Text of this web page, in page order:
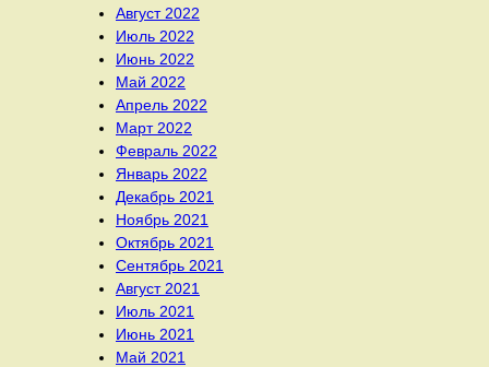
Август 2022
Июль 2022
Июнь 2022
Май 2022
Апрель 2022
Март 2022
Февраль 2022
Январь 2022
Декабрь 2021
Ноябрь 2021
Октябрь 2021
Сентябрь 2021
Август 2021
Июль 2021
Июнь 2021
Май 2021